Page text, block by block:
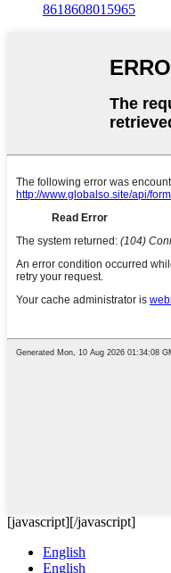
8618608015965
[javascript][/javascript]
English
English